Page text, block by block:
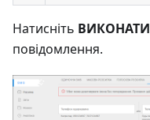
Натисніть ВИКОНАТИ
повідомлення.